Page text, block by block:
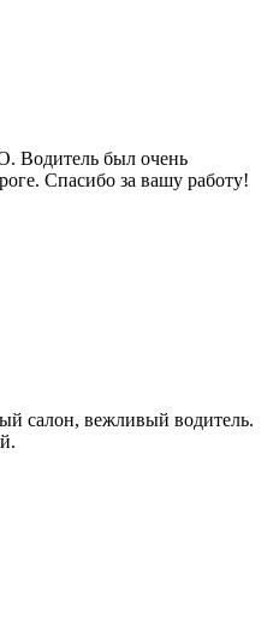
Водитель был очень
Спасибо за вашу работу!
салон, вежливый водитель.